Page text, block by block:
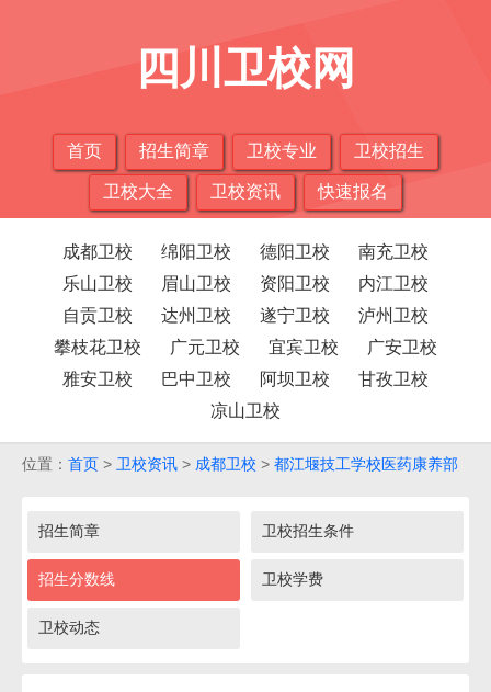
四川卫校网
首页 招生简章 卫校专业 卫校招生
卫校大全 卫校资讯 快速报名
成都卫校 绵阳卫校 德阳卫校
南充卫校
乐山卫校
眉山卫校 资阳卫校
内江卫校
自贡卫校
达州卫校 遂宁卫校
泸州卫校
攀枝花卫校
广元卫校 宜宾卫校
广安卫校
雅安卫校
巴中卫校 阿坝卫校
甘孜卫校
凉山卫校
位置： 首页 > 卫校资讯 > 成都卫校 > 都江堰技工学校医药康养部
招生简章 卫校招生条件
招生分数线 卫校学费
卫校动态